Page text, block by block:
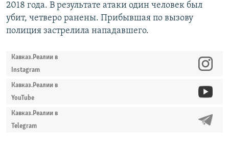
2018 года. В результате атаки один человек был
убит, четверо ранены. Прибывшая по вызову
полиция застрелила нападавшего.
Кавказ.Реалии в
Instagram
Кавказ.Реалии в
YouTube
Кавказ.Реалии в
Telegram